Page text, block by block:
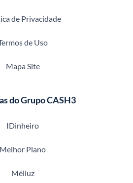
de Privacidade
de Uso
Mapa Site
do Grupo CASH3
IDinheiro
Melhor Plano
Méliuz